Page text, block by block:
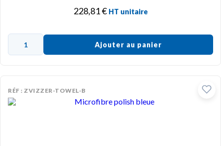
228,81€ HT unitaire
Ajouter au panier
RÉF : ZVIZZER-TOWEL-B